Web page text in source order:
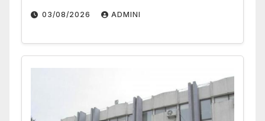
03/08/2026 ADMINI